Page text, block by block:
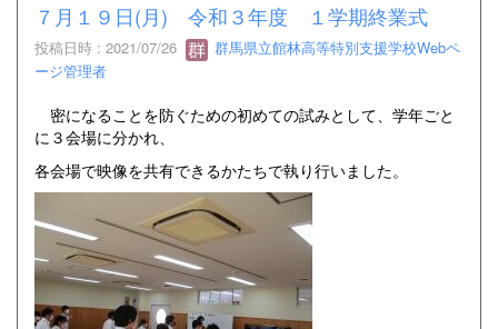
７月１９日(月) 令和３年度 １学期終業式
投稿日時 : 2021/07/26
群馬県立館林高等特別支援学校Webペ
ージ管理者
密になることを防ぐための初めての試みとして、学年ごと
に３会場に分かれ、
各会場で映像を共有できるかたちで執り行いました。